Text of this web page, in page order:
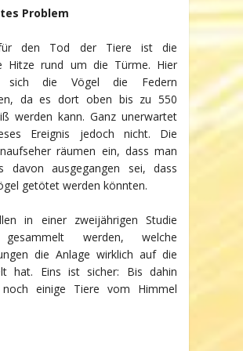
Problem
den Tod der Tiere ist die
Hitze rund um die Türme. Hier
sich die Vögel die Federn
da es dort oben bis zu 550
werden kann. Ganz unerwartet
Ereignis jedoch nicht. Die
räumen ein, dass man
davon ausgegangen sei, dass
getötet werden könnten.
in einer zweijährigen Studie
werden, welche
die Anlage wirklich auf die
hat. Eins ist sicher: Bis dahin
einige Tiere vom Himmel